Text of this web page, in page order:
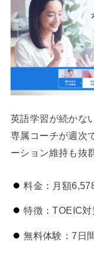
英語学習が続かな
専属コーチが週次
ーション維持も抜
料金：月額
特徴：TOEIC
無料体験：7日